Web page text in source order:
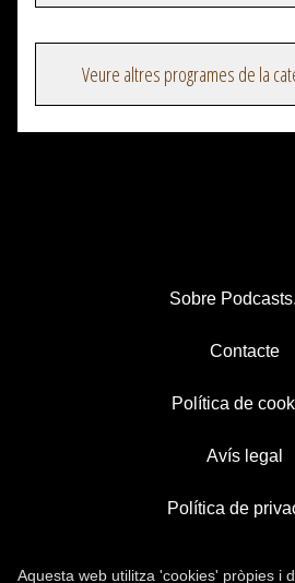
Veure altres programes de la
Sobre
Contacte
Política de
Avís legal
Política de
Aquesta web utilitza 'cookies' pròpies i